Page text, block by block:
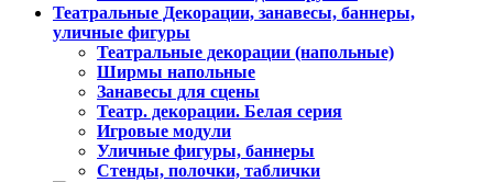
Театральные Декорации, занавесы, баннеры,
уличные фигуры
Театральные декорации (напольные)
Ширмы напольные
Занавесы для сцены
Театр. декорации. Белая серия
Игровые модули
Уличные фигуры, баннеры
Стенды, полочки, таблички